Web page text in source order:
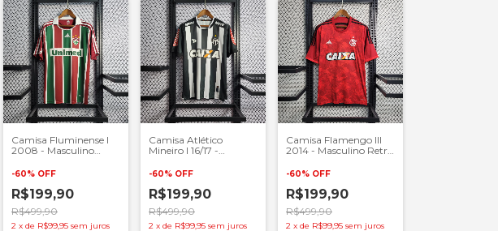
Camisa Fluminense I
2008 - Masculino
-60% OFF
R$199,90
R$499,90
2 x de R$99,95 sem juros
Camisa Atlético
Mineiro I 16/17 -
Preto e Branco
-60% OFF
R$199,90
R$499,90
2 x de R$99,95 sem juros
Camisa Flamengo III
2014 - Masculino Retrô
-60% OFF
R$199,90
R$499,90
2 x de R$99,95 sem juros